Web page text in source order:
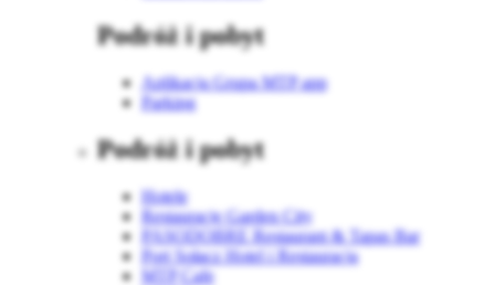
Podróż i pobyt
Aplikacja Grupa MTP app
Parking
Podróż i pobyt
Hotele
Restauracje Garden City
PASODOBRE Restaurant & Tapas Bar
Port Sołacz Hotel i Restauracja
MTP Cafe